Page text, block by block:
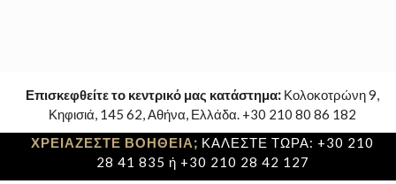
Επισκεφθείτε το κεντρικό μας κατάστημα: Κολοκοτρώνη 9,
Κηφισιά, 145 62, Αθήνα, Ελλάδα. +30 210 80 86 182
ΧΡΕΙΑΖΕΣΤΕ ΒΟΗΘΕΙΑ; ΚΑΛΕΣΤΕ ΤΩΡΑ: +30 210
28 41 835 ή +30 210 28 42 127